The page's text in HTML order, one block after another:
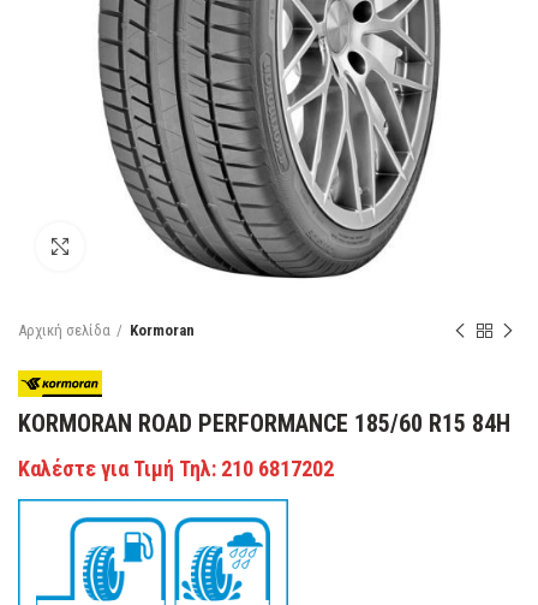
Κάντε κλικ για μεγέθυνση
Αρχική σελίδα Kormoran
KORMORAN ROAD PERFORMANCE 185/60 R15 84H
Καλέστε για Τιμή Τηλ: 210 6817202